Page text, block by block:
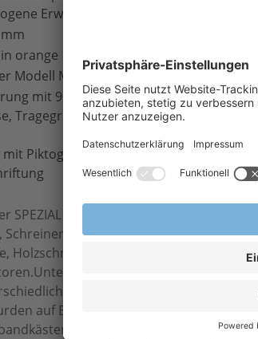
Erweiterung
orange
Modell MT-CD
mit 90° Stopp-Arretierung
Tragegriff, Gummidichtung, Koffer
Piktogrammen und
SPEZIAL Holzbearbeitung für Sägewerke,
, Zimmerer-, Tischler und
Holzschnitzer und
Gefährdungen
Ausstattungen. In dieser
auf Basis der aktuellen DIN-Normen
die Inhalte individuell